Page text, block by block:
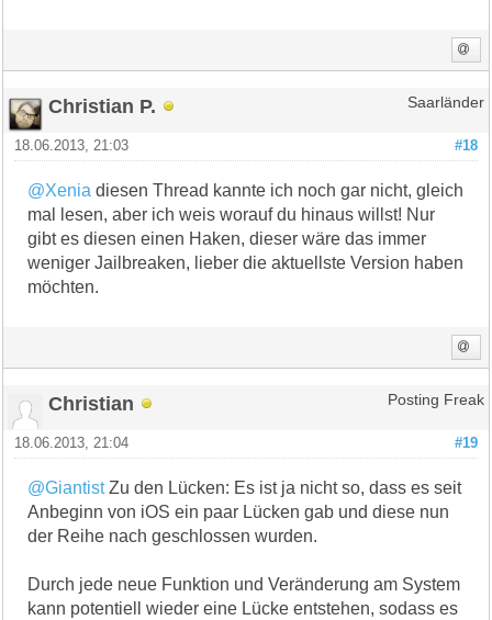
Christian P. Saarländer
#18
18.06.2013, 21:03
@Xenia diesen Thread kannte ich noch gar nicht, gleich
mal lesen, aber ich weis worauf du hinaus willst! Nur
gibt es diesen einen Haken, dieser wäre das immer
weniger Jailbreaken, lieber die aktuellste Version haben
möchten.
Christian Posting Freak
#19
18.06.2013, 21:04
@GiantistZu den Lücken: Es ist ja nicht so, dass es seit
Anbeginn von iOS ein paar Lücken gab und diese nun
der Reihe nach geschlossen wurden.
Durch jede neue Funktion und Veränderung am System
kann potentiell wieder eine Lücke entstehen, sodass es